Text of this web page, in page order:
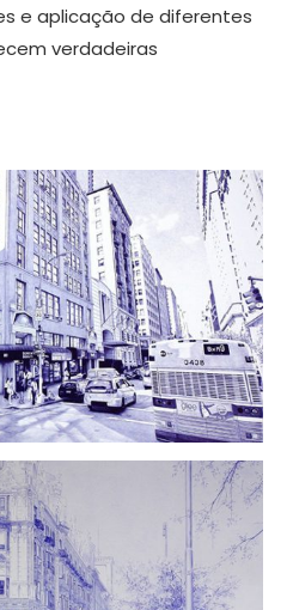
e aplicação de diferentes
verdadeiras